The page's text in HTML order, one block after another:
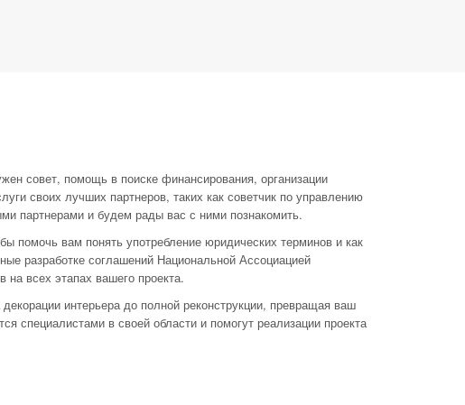
совет, помощь в поиске финансирования, организации
своих лучших партнеров, таких как советчик по управлению
партнерами и будем рады вас с ними познакомить.
помочь вам понять употребление юридических терминов и как
разработке соглашений Национальной Ассоциацией
всех этапах вашего проекта.
интерьера до полной реконструкции, превращая ваш
специалистами в своей области и помогут реализации проекта